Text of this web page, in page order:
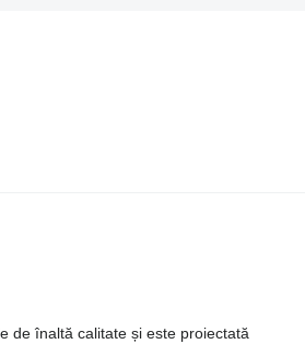
de înaltă calitate și este proiectată